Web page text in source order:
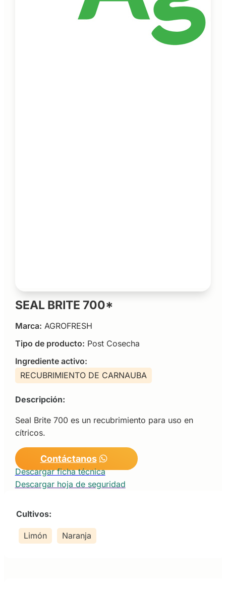
SEAL BRITE 700*
Marca: AGROFRESH
Tipo de producto: Post Cosecha
Ingrediente activo:
RECUBRIMIENTO DE CARNAUBA
Descripción:
Seal Brite 700 es un recubrimiento para uso en
cítricos.
Contáctanos
Descargar ficha técnica
Descargar hoja de seguridad
Cultivos:
Limón Naranja